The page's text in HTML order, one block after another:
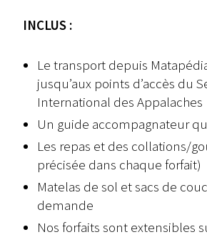
INCLUS :
Le transport depuis
jusqu’aux points d’accès du
International des Appalaches
Un guide accompagnateur
Les repas et des collations/
précisée dans chaque forfait)
Matelas de sol et sacs de
demande
Nos forfaits sont extensibles